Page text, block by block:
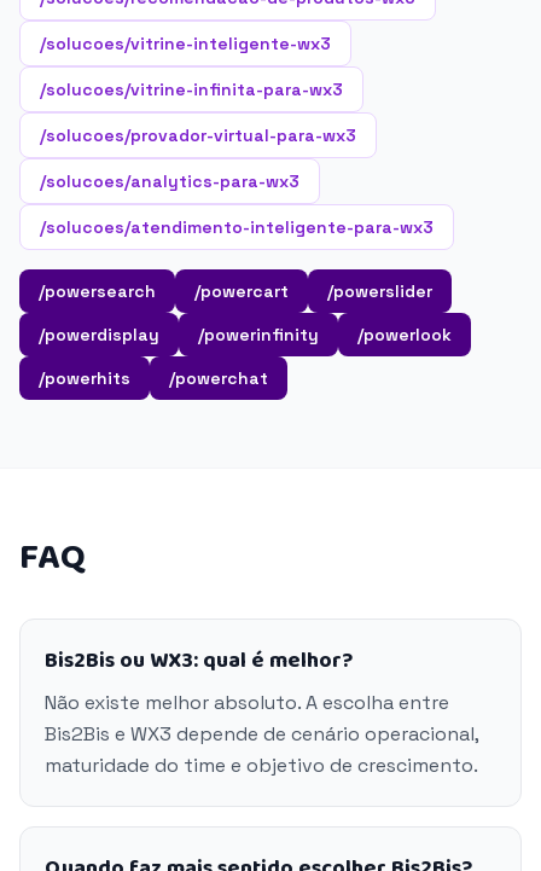
/solucoes/vitrine-inteligente-wx3
/solucoes/vitrine-infinita-para-wx3
/solucoes/provador-virtual-para-wx3
/solucoes/analytics-para-wx3
/solucoes/atendimento-inteligente-para-wx3
/powersearch /powercart
/powerslider
/powerdisplay
/powerinfinity
/powerlook
/powerhits
/powerchat
FAQ
Bis2Bis ou WX3: qual é melhor?
Não existe melhor absoluto. A escolha entre
Bis2Bis e WX3 depende de cenário operacional,
maturidade do time e objetivo de crescimento.